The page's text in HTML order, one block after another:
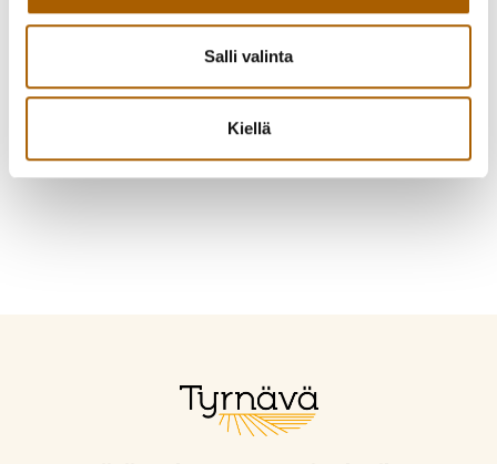
Salli valinta
Kiellä
Kesäisin parittoman viikon lauantaisin klo 10–14
Katso lisätietoa:Tyrnävän jäteasema